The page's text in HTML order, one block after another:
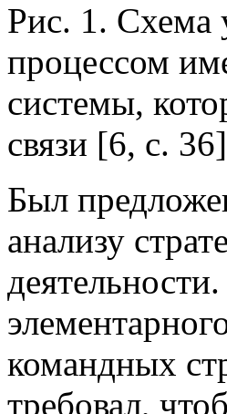
Рис. 1. Схема
процессом
системы,
связи [6, с. 36]
Был
анализу
командных
требовал,